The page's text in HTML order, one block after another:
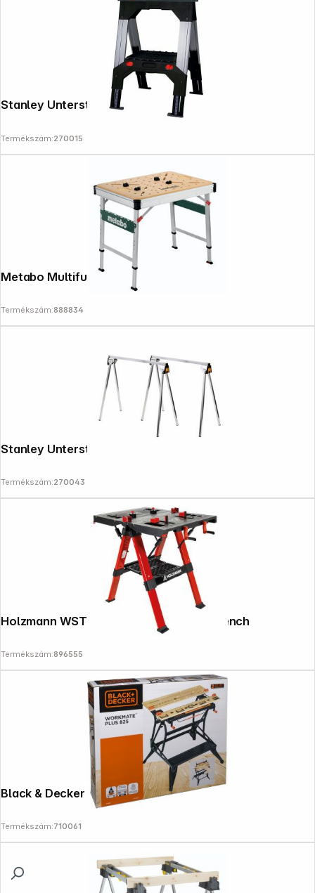
Stanley Unterstellbock FatMax Paar
Termékszám:270015
Termékszám:888834
Termékszám:270043
Holzmann WST100SOLID Clamp Work Bench
Termékszám:896555
Black & Decker WM825 Workbench
Termékszám:710061